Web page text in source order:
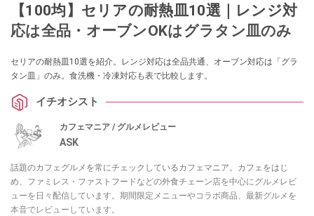
【100均】セリアの耐熱皿10選｜レンジ対
応は全品・オーブンOKはグラタン皿のみ
セリアの耐熱皿10選を紹介。レンジ対応は全品共通、オーブン対応は「グラ
タン皿」のみ。食洗機・冷凍対応も表で比較します。
イチオシスト
カフェマニア / グルメレビュー
ASK
話題のカフェグルメを常にチェックしているカフェマニア。カフェをはじ
め、ファミレス・ファストフードなどの外食チェーン店を中心にグルメレビ
ューを日々配信しています。期間限定メニューやコラボ商品、最新グルメを
本音でレビューしています。